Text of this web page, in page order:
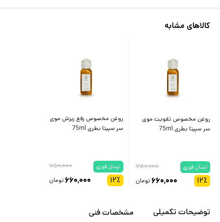
کالاهای مشابه
روغن مخصوص تقویت موی
سر سپیتا بطری 75ml
ارسال فوری
۱۲٪
۷۵۰,۰۰۰
۶۶۰,۰۰۰ تومان
روغن مخصوص رفع ریزش موی
سر سپیتا بطری 75ml
ارسال فوری
۱۲٪
۷۵۰,۰۰۰
۶۶۰,۰۰۰ تومان
توضیحات تکمیلی مشخصات فنی